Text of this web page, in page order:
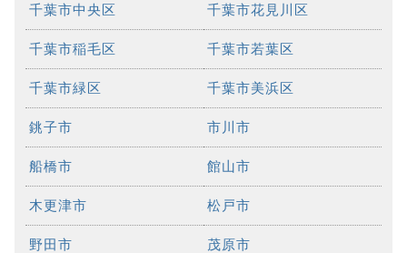
千葉市中央区 千葉市花見川区
千葉市稲毛区 千葉市若葉区
千葉市緑区 千葉市美浜区
銚子市 市川市
船橋市 館山市
木更津市 松戸市
野田市 茂原市